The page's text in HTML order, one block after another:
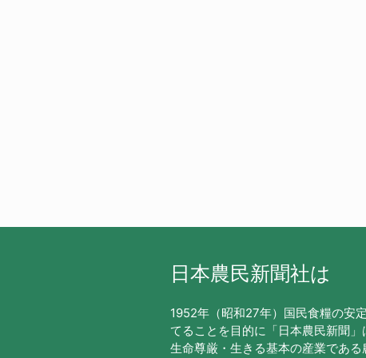
日本農民新聞社は
1952年（昭和27年）国民食糧の安
てることを目的に「日本農民新聞」
生命尊厳・生きる基本の産業であ